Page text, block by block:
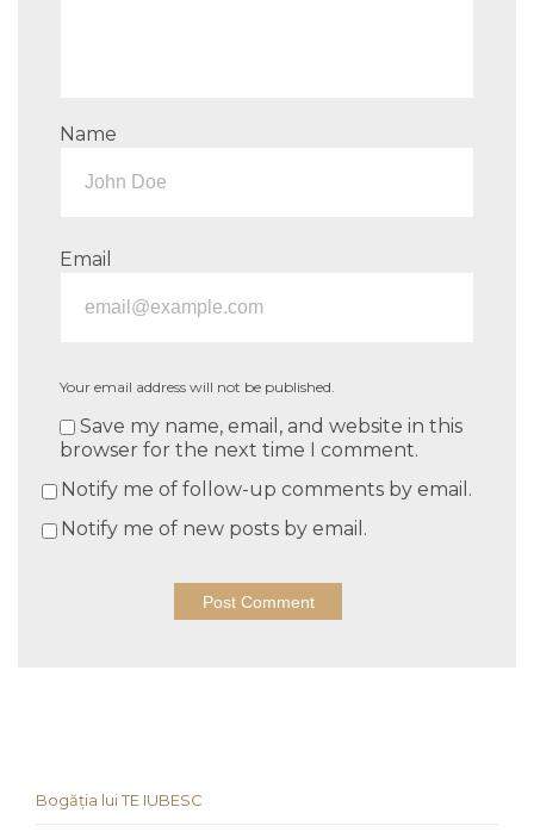
Name
Email
Your email address will not be published.
Save my name, email, and website in this
browser for the next time I comment.
Notify me of follow-up comments by email.
Notify me of new posts by email.
Bogăția lui TE IUBESC